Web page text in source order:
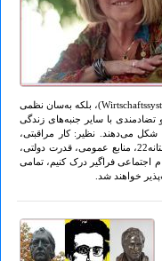
سرمایه‌داری را نه‌فقط به‌مثابه‌ی یک نظام اقتصادی (Wirtschaftssystem)، بلکه به‌سان نظمی
با سایر جنبه‌های زندگی
شکل می‌دهند. نظیر: کار مراقبتی،
سلب مالکیت از افراد به‌واسطه‌ی سازوکارهای نژادپرستانه22، منابع عمومی، قدرت دولتی،
فراگیر درک کنیم، تمامی
خواهند شد.